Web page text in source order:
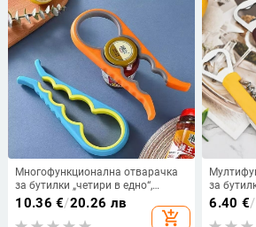
Многофункционална отварачка
за бутилки „четири в едно“,
отварачка за консерви за
домакинство, отварачка за
10.36 €/20.26 лв
add_shopping_cart
за
за вино
6.40 €/